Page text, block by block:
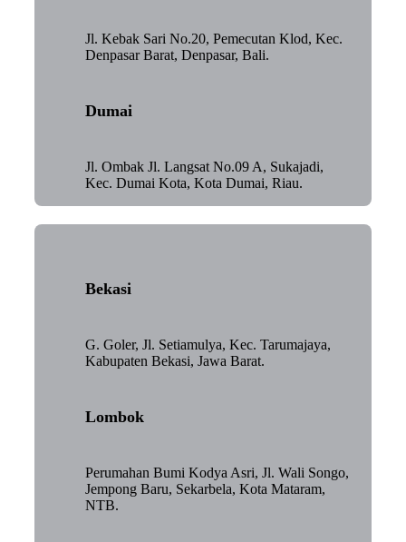
Jl. Kebak Sari No.20, Pemecutan Klod, Kec.
Denpasar Barat, Denpasar, Bali.
Dumai
Jl. Ombak Jl. Langsat No.09 A, Sukajadi,
Kec. Dumai Kota, Kota Dumai, Riau.
Bekasi
G. Goler, Jl. Setiamulya, Kec. Tarumajaya,
Kabupaten Bekasi, Jawa Barat.
Lombok
Perumahan Bumi Kodya Asri, Jl. Wali Songo,
Jempong Baru, Sekarbela, Kota Mataram,
NTB.